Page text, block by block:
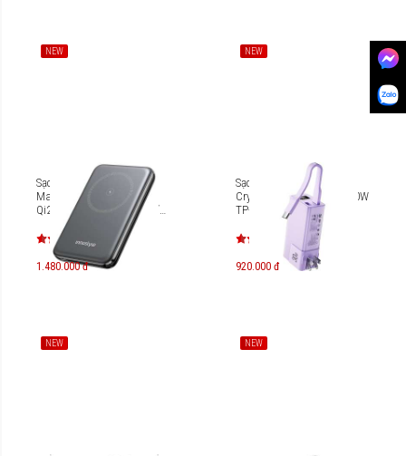
NEW
Sạc dự phòng Innostyle
MagSlim Boost Premium
Qi2 10000 mAh (chứng chỉ
CCC) MSB10K
1.480.000 đ
NEW
Sạc dự phòng Pisen Quick
Crystal High Power Box 30W
TP-D110
920.000 đ
NEW NEW